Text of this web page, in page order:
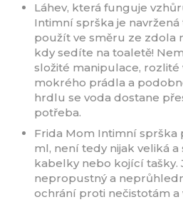
Láhev, která funguje
Intimní sprška je navržená
použít ve směru ze zdola
kdy sedíte na toaletě!
složité manipulace, rozlité
mokrého prádla a
hrdlu se voda dostane
potřeba.
Frida Mom Intimní sprška
ml, není tedy nijak veliká a
kabelky nebo kojící tašky.
nepropustný a
ochrání proti nečistotám